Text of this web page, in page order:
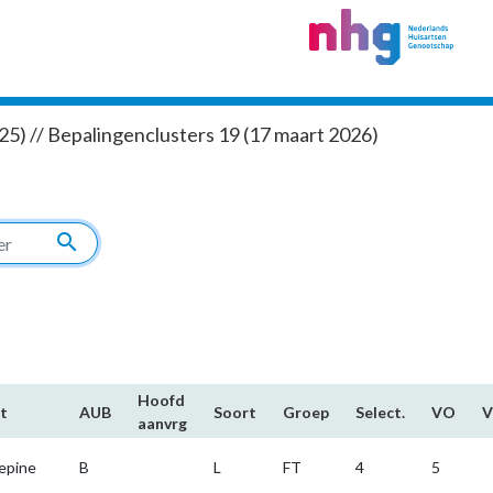
// Bepalingenclusters 19 (17 maart 2026)
search
AUB
Hoofd​
aanvrg
Soort Groep Select. VO
B L FT 4 5